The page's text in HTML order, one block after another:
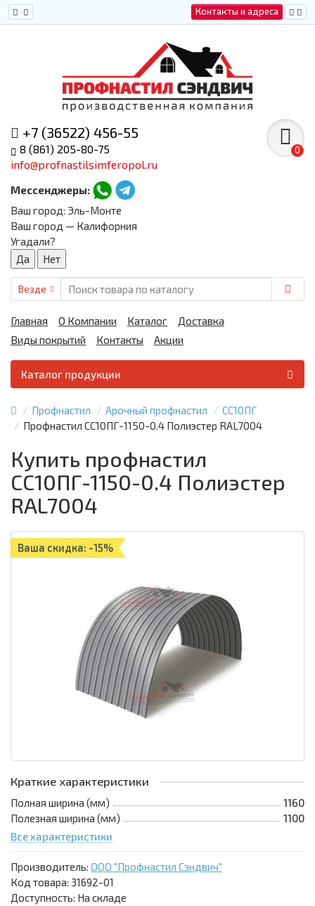
Контакты и адреса
+7 (36522) 456-55
8 (861) 205-80-75
info@profnastilsimferopol.ru
Мессенджеры:
0
Ваш город: Эль-Монте
Ваш город — Калифорния
Угадали?
Везде
Главная О Компании Каталог
Доставка
Виды покрытий
Контакты Акции
Каталог продукции
Профнастил Арочный профнастил
СС10ПГ
Профнастил СС10ПГ-1150-0.4 Полиэстер RAL7004
Купить профнастил
СС10ПГ-1150-0.4 Полиэстер
RAL7004
Ваша скидка: -15%
Краткие характеристики
Полная ширина (мм)
1160
Полезная ширина (мм)
1100
Все характеристики
Производитель: ООО "Профнастил Сэндвич"
Код товара: 31692-01
Доступность: На складе